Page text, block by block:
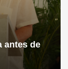
antes de